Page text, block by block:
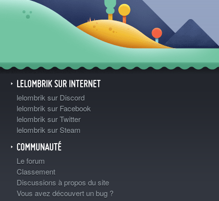
LELOMBRIK SUR INTERNET
lelombrik sur Discord
lelombrik sur Facebook
lelombrik sur Twitter
lelombrik sur Steam
COMMUNAUTÉ
Le forum
Classement
Discussions à propos du site
Vous avez découvert un bug ?